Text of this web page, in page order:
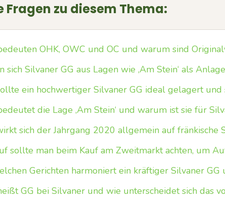
Fragen zu diesem Thema:
OHK, OWC und OC und warum sind
sich Silvaner GG aus Lagen wie ‚Am Stein‘ als
ein hochwertiger Silvaner GG ideal gelagert und
die Lage ‚Am Stein‘ und warum ist sie für
sich der Jahrgang 2020 allgemein auf fränkische
sollte man beim Kauf am Zweitmarkt achten, um
Gerichten harmoniert ein kräftiger Silvaner GG
GG bei Silvaner und wie unterscheidet sich das